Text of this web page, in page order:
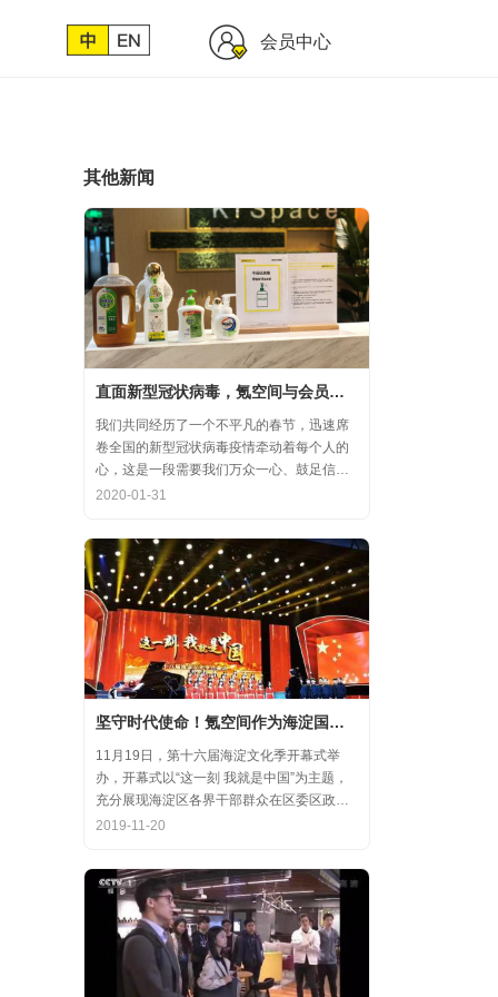
会员中心
其他新闻
直面新型冠状病毒，氪空间与会员协力共氪疫情
我们共同经历了一个不平凡的春节，迅速席
卷全国的新型冠状病毒疫情牵动着每个人的
心，这是一段需要我们万众一心、鼓足信心
的时期，氪空间希望和优秀的你们在一起，
2020-01-31
坚守时代使命！氪空间作为海淀国庆游园保障先进代表亮相
11月19日，第十六届海淀文化季开幕式举
办，开幕式以“这一刻 我就是中国”为主题，
充分展现海淀区各界干部群众在区委区政府
的坚强领导下，在国庆服务保障工作中表现
的一流精神风貌，以及催人泪下的感人事
迹。
2019-11-20